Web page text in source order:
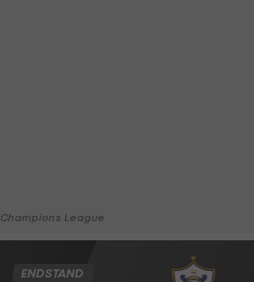
Champions League
ENDSTAND